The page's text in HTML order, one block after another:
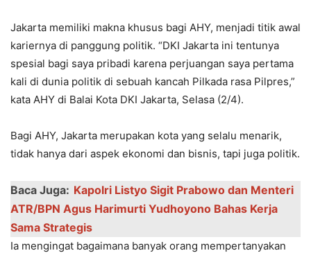
Jakarta memiliki makna khusus bagi AHY, menjadi titik awal
kariernya di panggung politik. “DKI Jakarta ini tentunya
spesial bagi saya pribadi karena perjuangan saya pertama
kali di dunia politik di sebuah kancah Pilkada rasa Pilpres,”
kata AHY di Balai Kota DKI Jakarta, Selasa (2/4).
Bagi AHY, Jakarta merupakan kota yang selalu menarik,
tidak hanya dari aspek ekonomi dan bisnis, tapi juga politik.
Baca Juga: Kapolri Listyo Sigit Prabowo dan Menteri
ATR/BPN Agus Harimurti Yudhoyono Bahas Kerja
Sama Strategis
Ia mengingat bagaimana banyak orang mempertanyakan